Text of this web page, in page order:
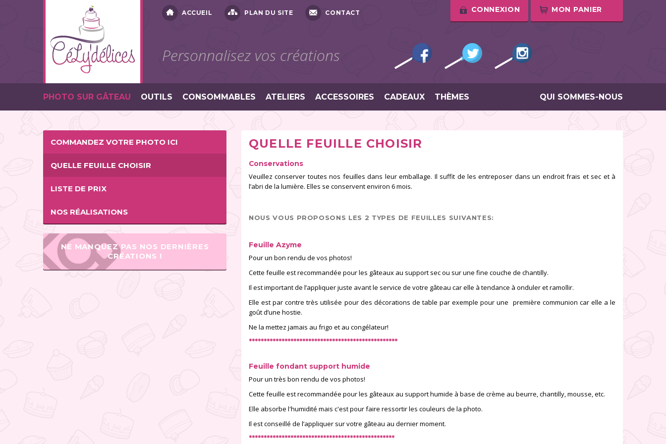
ACCUEIL PLAN DU SITE CONTACT CONNEXION MON PANIER
Personnalisez vos créations
PHOTO SUR GÂTEAU OUTILS CONSOMMABLES ATELIERS ACCESSOIRES CADEAUX THÈMES QUI SOMMES-NOUS
COMMANDEZ VOTRE PHOTO ICI
QUELLE FEUILLE CHOISIR
LISTE DE PRIX
NOS RÉALISATIONS
NE MANQUEZ PAS NOS DERNIÈRES
CRÉATIONS !
QUELLE FEUILLE CHOISIR
Conservations
Veuillez conserver toutes nos feuilles dans leur emballage. Il suffit de les entreposer dans un endroit frais et sec et à
l’abri de la lumière. Elles se conservent environ 6 mois.
NOUS VOUS PROPOSONS LES 2 TYPES DE FEUILLES SUIVANTES:
Feuille Azyme
Pour un bon rendu de vos photos!
Cette feuille est recommandée pour les gâteaux au support sec ou sur une fine couche de chantilly.
Il est important de l’appliquer juste avant le service de votre gâteau car elle à tendance à onduler et ramollir.
Elle est par contre très utilisée pour des décorations de table par exemple pour une première communion car elle a le
goût d’une hostie.
Ne la mettez jamais au frigo et au congélateur!
**************************************************
Feuille fondant support humide
Pour un très bon rendu de vos photos!
Cette feuille est recommandée pour les gâteaux au support humide à base de crème au beurre, chantilly, mousse, etc.
Elle absorbe l'humidité mais c'est pour faire ressortir les couleurs de la photo.
Il est conseillé de l’appliquer sur votre gâteau au dernier moment.
*************************************************